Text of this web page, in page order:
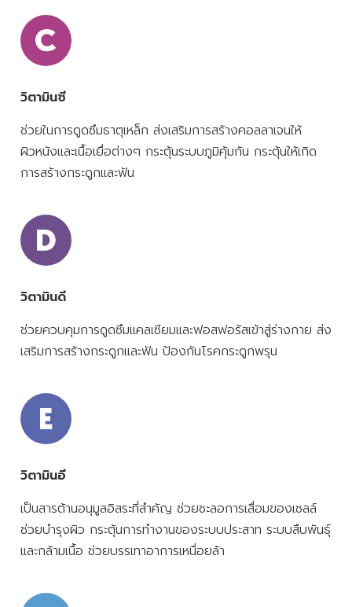
วิตามินซี
ช่วยในการดูดซึมธาตุเหล็ก ส่งเสริมการสร้างคอลลาเจนให้
ผิวหนังและเนื้อเยื่อต่างๆ กระตุ้นระบบภูมิคุ้มกัน กระตุ้นให้เกิด
การสร้างกระดูกและฟัน
วิตามินดี
ช่วยควบคุมการดูดซึมแคลเซียมและฟอสฟอรัสเข้าสู่ร่างกาย ส่ง
เสริมการสร้างกระดูกและฟัน ป้องกันโรคกระดูกพรุน
วิตามินอี
เป็นสารต้านอนุมูลอิสระที่สำคัญ ช่วยชะลอการเสื่อมของเซลล์
ช่วยบำรุงผิว กระตุ้นการทำงานของระบบประสาท ระบบสืบพันธุ์
และกล้ามเนื้อ ช่วยบรรเทาอาการเหนื่อยล้า